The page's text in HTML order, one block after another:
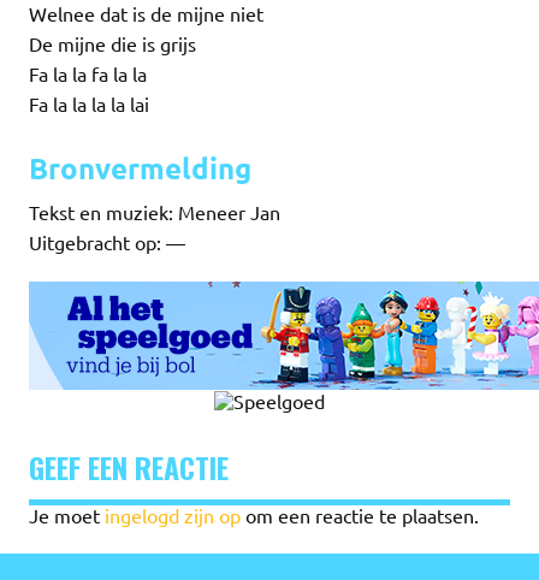
Welnee dat is de mijne niet
De mijne die is grijs
Fa la la fa la la
Fa la la la la lai
Bronvermelding
Tekst en muziek: Meneer Jan
Uitgebracht op: —
GEEF EEN REACTIE
Je moet ingelogd zijn op om een reactie te plaatsen.